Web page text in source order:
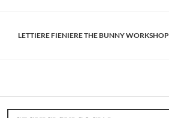
LETTIERE FIENIERE THE BUNNY WORKSHOP